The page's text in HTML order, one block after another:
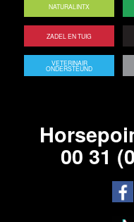
NATURALINTX
ZADEL EN TUIG
VETERINAIR
ONDERSTEUND
00 31